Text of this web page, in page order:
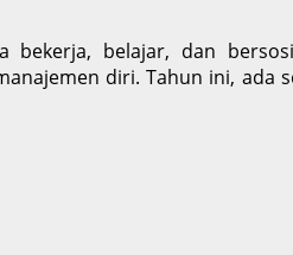
belajar, dan
diri. Tahun ini, ada